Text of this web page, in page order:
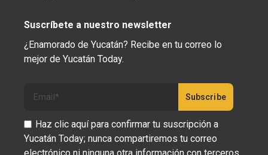
Suscríbete a nuestro newsletter
¿Enamorado de Yucatán? Recibe en tu correo lo
mejor de Yucatán Today.
Haz clic aquí para confirmar tu suscripción a
Yucatán Today; nunca compartiremos tu correo